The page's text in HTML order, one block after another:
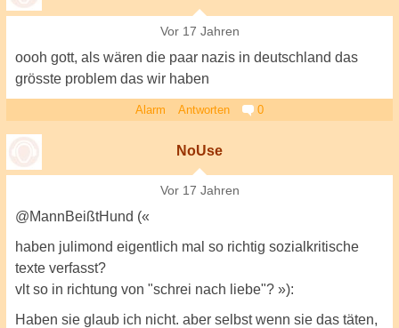
Vor 17 Jahren
oooh gott, als wären die paar nazis in deutschland das
grösste problem das wir haben
Alarm Antworten 0
NoUse
Vor 17 Jahren
@MannBeißtHund («
haben julimond eigentlich mal so richtig sozialkritische
texte verfasst?
vlt so in richtung von "schrei nach liebe"? »):
Haben sie glaub ich nicht. aber selbst wenn sie das täten,